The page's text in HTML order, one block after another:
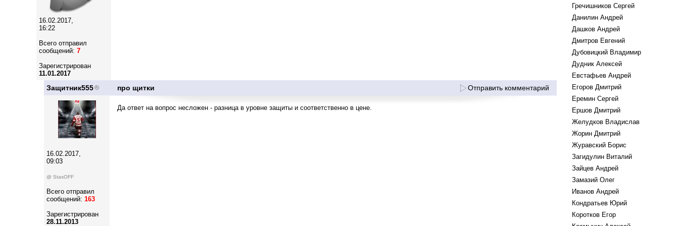
16.02.2017,
16:22
Всего отправил
сообщений: 7
Зарегистрирован
11.01.2017
Защитник555 про щитки Отправить комментарий
16.02.2017,
09:03
@ StasOFF
Всего отправил
сообщений: 163
Зарегистрирован
28.11.2013
Да ответ на вопрос несложен - разница в уровне защиты и соответственно в цене.
Гречишников Сергей
Данилин Андрей
Дашков Андрей
Дмитров Евгений
Дубовицкий Владимир
Дудник Алексей
Евстафьев Андрей
Егоров Дмитрий
Еремин Сергей
Ершов Дмитрий
Желудков Владислав
Жорин Дмитрий
Журавский Борис
Загидулин Виталий
Зайцев Андрей
Замазий Олег
Иванов Андрей
Кондратьев Юрий
Коротков Егор